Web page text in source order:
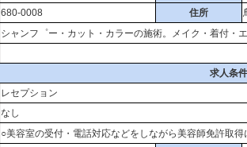
680-0008 住所
シャンフ゜ー・カット・カラーの施術。メイク・着付・
求人条件
レセプション
なし
○美容室の受付・電話対応などをしながら美容師免許取